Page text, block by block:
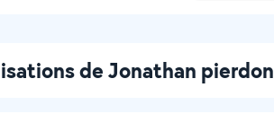
de Jonathan pierdon